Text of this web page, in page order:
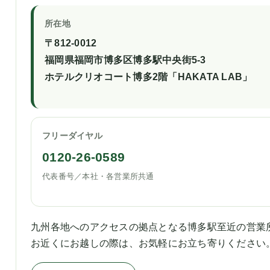
所在地
〒812-0012
福岡県福岡市博多区博多駅中央街5-3
ホテルクリオコート博多2階「HAKATA LAB」
フリーダイヤル
0120-26-0589
代表番号／本社・各営業所共通
九州各地へのアクセスの拠点となる博多駅至近の営業
お近くにお越しの際は、お気軽にお立ち寄りください